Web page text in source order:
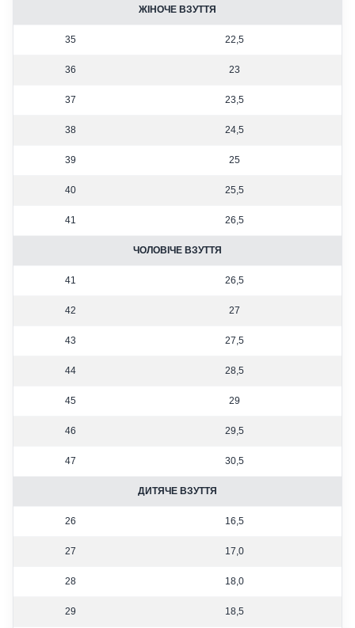
ЖІНОЧЕ ВЗУТТЯ
35 22,5
36 23
37 23,5
38 24,5
39 25
40 25,5
41 26,5
ЧОЛОВІЧЕ ВЗУТТЯ
41 26,5
42 27
43 27,5
44 28,5
45 29
46 29,5
47 30,5
ДИТЯЧЕ ВЗУТТЯ
26 16,5
27 17,0
28 18,0
29 18,5